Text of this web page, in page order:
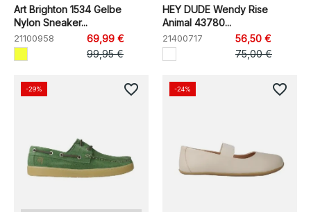
Art Brighton 1534 Gelbe
Nylon Sneaker...
21100958
69,99 €
99,95 €
HEY DUDE Wendy Rise
Animal 43780...
21400717
56,50 €
75,00 €
-29% favorite_border -24% favorite_border